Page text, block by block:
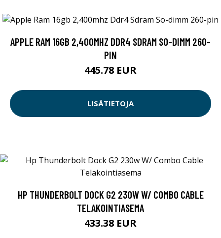
APPLE RAM 16GB 2,400MHZ DDR4 SDRAM SO-DIMM 260-
PIN
445.78 EUR
LISÄTIETOJA
HP THUNDERBOLT DOCK G2 230W W/ COMBO CABLE
TELAKOINTIASEMA
433.38 EUR